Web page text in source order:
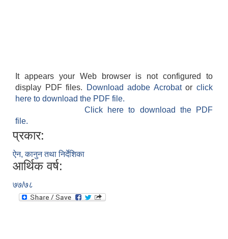
It appears your Web browser is not configured to
display PDF files.
Download adobe Acrobatorclick
here to download the PDF file.
Click here to download the PDF
file.
प्रकार:
ऐन, कानुन तथा निर्देशिका
आर्थिक वर्ष:
७७/७८